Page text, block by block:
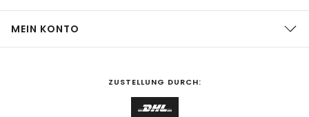
MEIN KONTO
ZUSTELLUNG DURCH: